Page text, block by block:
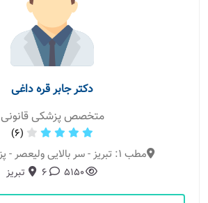
دکتر جابر قره داغی
متخصص پزشکی قانونی
(6)
مطب 1: تبریز - سر بالایی ولیعصر - پزشکی قانونی
5150
6 تبریز